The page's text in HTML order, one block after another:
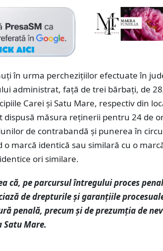
în urma perchezițiilor efectuate în
administrat, față de trei bărbați, de
Carei și Satu Mare, respectiv din
dispusă măsura reținerii pentru 24 de
de contrabandă și punerea în
o marcă identică sau similară cu o
ori similare.
că, pe parcursul întregului proces
de drepturile și garanțiile
penală, precum și de prezumția de
Mare.